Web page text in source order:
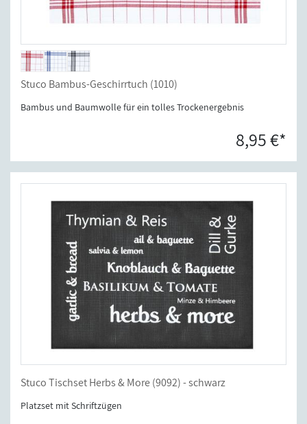
Stuco Bambus-Geschirrtuch (1010)
Bambus und Baumwolle für ein tolles Trockenergebnis
8,95 €*
Stuco Tischset Herbs & More (9092) - schwarz
Platzset mit Schriftzügen